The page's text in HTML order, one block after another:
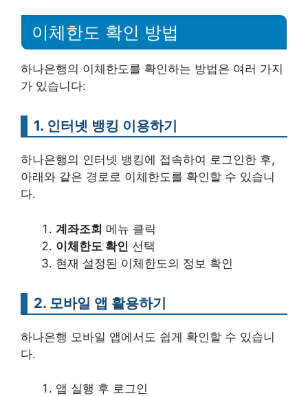
이체한도 확인 방법
하나은행의 이체한도를 확인하는 방법은 여러 가지
가 있습니다:
1. 인터넷 뱅킹 이용하기
하나은행의 인터넷 뱅킹에 접속하여 로그인한 후,
아래와 같은 경로로 이체한도를 확인할 수 있습니
다.
계좌조회 메뉴 클릭
이체한도 확인 선택
현재 설정된 이체한도의 정보 확인
2. 모바일 앱 활용하기
하나은행 모바일 앱에서도 쉽게 확인할 수 있습니
다.
앱 실행 후 로그인